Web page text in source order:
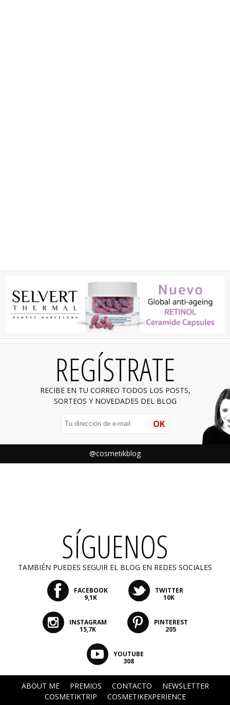
REGÍSTRATE
RECIBE EN TU CORREO TODOS LOS POSTS,
SORTEOS Y NOVEDADES DEL BLOG
OK
@cosmetikblog
SÍGUENOS
TAMBIÉN PUEDES SEGUIR EL BLOG EN REDES SOCIALES
FACEBOOK
9,1K
TWITTER
10K
INSTAGRAM
15,7K
PINTEREST
205
YOUTUBE
308
ABOUT ME PREMIOS CONTACTO
NEWSLETTER
COSMETIKTRIP
COSMETIKEXPERIENCE